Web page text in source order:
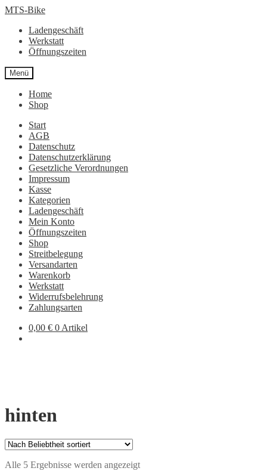
Zur
springen
Zum
springen
MTS-Bike
Ladengeschäft
Werkstatt
Öffnungszeiten
Menü
Home
Shop
Start
AGB
Datenschutz
Datenschutzerklärung
Gesetzliche Verordnungen
Impressum
Kasse
Kategorien
Ladengeschäft
Mein Konto
Öffnungszeiten
Shop
Streitbelegung
Versandarten
Warenkorb
Werkstatt
Widerrufsbelehrung
Zahlungsarten
0,00 € 0 Artikel
hinten
Alle 5 Ergebnisse werden angezeigtNach